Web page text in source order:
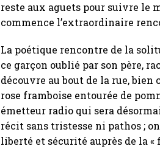
reste aux aguets pour suivre le
commence l’extraordinaire
La poétique rencontre de la
ce garçon oublié par son père,
découvre au bout de la rue,
rose framboise entourée de
émetteur radio qui sera
récit sans tristesse ni pathos ;
liberté et sécurité auprès de la «